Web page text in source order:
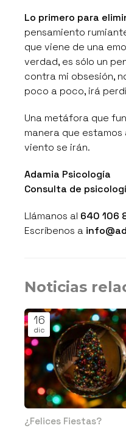
Lo primero para
pensamiento
que viene de una
verdad, es sólo un
contra mi obsesión,
poco a poco, irá
Una metáfora que
manera que
viento se irán.
Adamia Psicología
Consulta de
Llámanos al 640 106
Escríbenos a
Noticias
16
dic
¿Felices Fiestas?